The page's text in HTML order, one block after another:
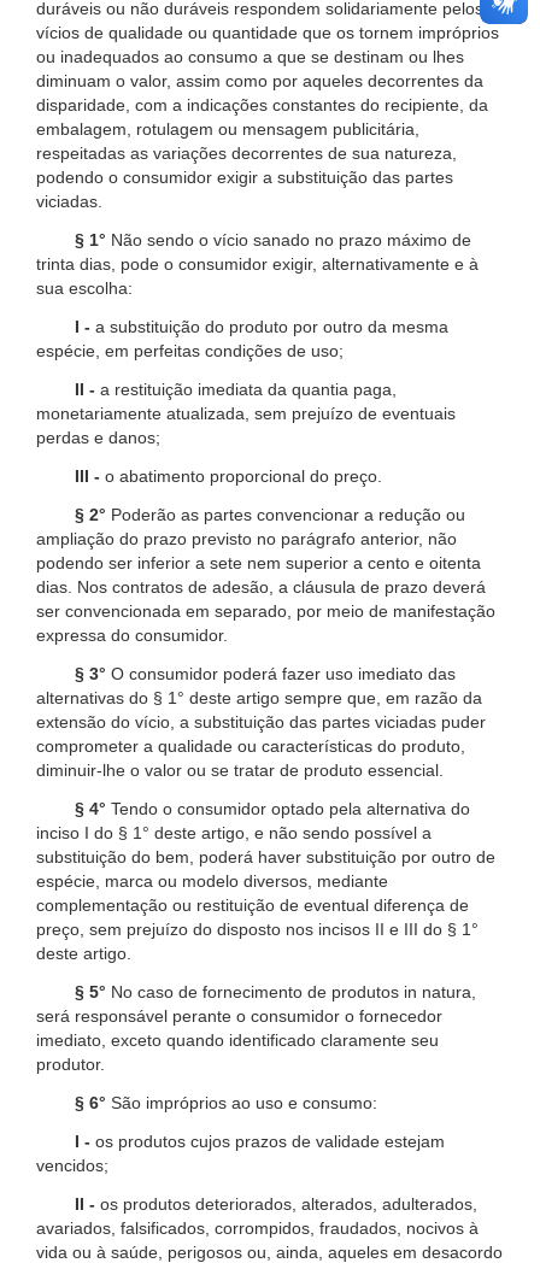
duráveis ou não duráveis respondem solidariamente pelos
vícios de qualidade ou quantidade que os tornem impróprios
ou inadequados ao consumo a que se destinam ou lhes
diminuam o valor, assim como por aqueles decorrentes da
disparidade, com a indicações constantes do recipiente, da
embalagem, rotulagem ou mensagem publicitária,
respeitadas as variações decorrentes de sua natureza,
podendo o consumidor exigir a substituição das partes
viciadas.
§ 1° Não sendo o vício sanado no prazo máximo de
trinta dias, pode o consumidor exigir, alternativamente e à
sua escolha:
I - a substituição do produto por outro da mesma
espécie, em perfeitas condições de uso;
II - a restituição imediata da quantia paga,
monetariamente atualizada, sem prejuízo de eventuais
perdas e danos;
III - o abatimento proporcional do preço.
§ 2° Poderão as partes convencionar a redução ou
ampliação do prazo previsto no parágrafo anterior, não
podendo ser inferior a sete nem superior a cento e oitenta
dias. Nos contratos de adesão, a cláusula de prazo deverá
ser convencionada em separado, por meio de manifestação
expressa do consumidor.
§ 3° O consumidor poderá fazer uso imediato das
alternativas do § 1° deste artigo sempre que, em razão da
extensão do vício, a substituição das partes viciadas puder
comprometer a qualidade ou características do produto,
diminuir-lhe o valor ou se tratar de produto essencial.
§ 4° Tendo o consumidor optado pela alternativa do
inciso I do § 1° deste artigo, e não sendo possível a
substituição do bem, poderá haver substituição por outro de
espécie, marca ou modelo diversos, mediante
complementação ou restituição de eventual diferença de
preço, sem prejuízo do disposto nos incisos II e III do § 1°
deste artigo.
§ 5° No caso de fornecimento de produtos in natura,
será responsável perante o consumidor o fornecedor
imediato, exceto quando identificado claramente seu
produtor.
§ 6° São impróprios ao uso e consumo:
I - os produtos cujos prazos de validade estejam
vencidos;
II - os produtos deteriorados, alterados, adulterados,
avariados, falsificados, corrompidos, fraudados, nocivos à
vida ou à saúde, perigosos ou, ainda, aqueles em desacordo